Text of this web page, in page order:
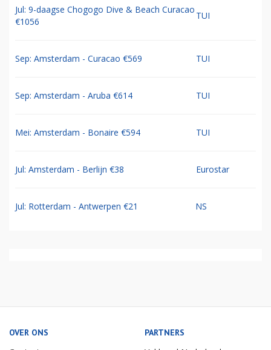
Jul: 9-daagse Chogogo Dive & Beach Curacao
€1056
TUI
Sep: Amsterdam - Curacao €569 TUI
Sep: Amsterdam - Aruba €614 TUI
Mei: Amsterdam - Bonaire €594 TUI
Jul: Amsterdam - Berlijn €38 Eurostar
Jul: Rotterdam - Antwerpen €21 NS
OVER ONS PARTNERS